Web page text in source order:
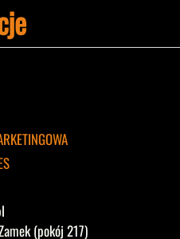
(pokój 217)